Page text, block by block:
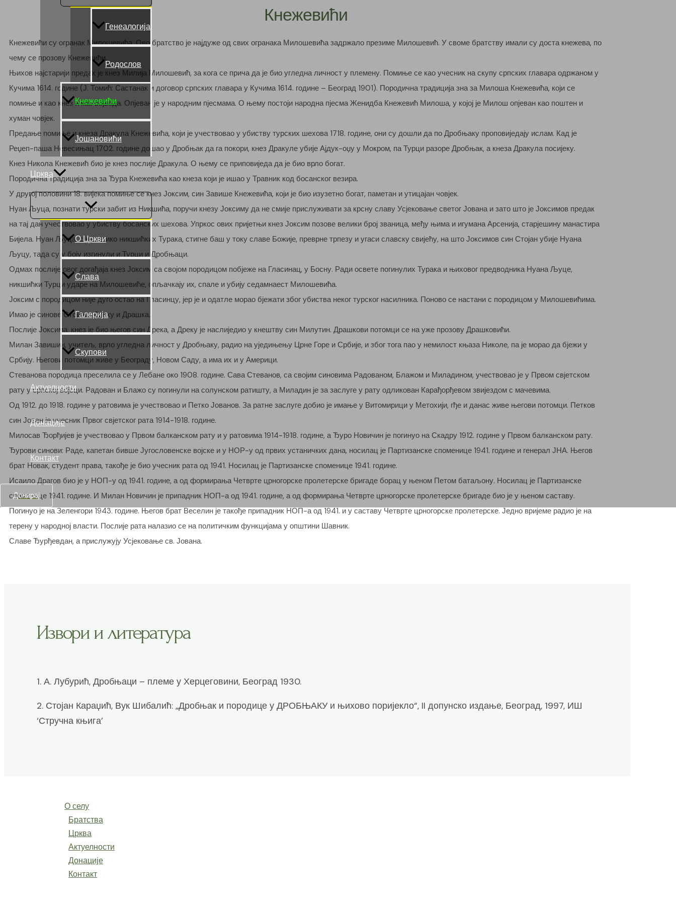
Генеалогија
Родослов
Кнежевићи
Јошановићи
Црква
Menu
Toggle
О Цркви
Слава
Галерија
Скупови
Актуелности
Донације
Контакт
Донирај
Кнежевићи
Кнежевићи су огранак Милошевића. Ово братство је најдуже од свих огранака Милошевића задржало презиме Милошевић. У своме братству имали су доста кнежева, по
чему се прозову Кнежевићи.
Њихов најстарији предак је кнез Милија Милошевић, за кога се прича да је био угледна личност у племену. Помиње се као учесник на скупу српских главара одржаном у
Кучима 1614. године (Ј. Томић: Састанак и договор српских главара у Кучима 1614. године – Београд 1901). Породична традиција зна за Милоша Кнежевића, који се
помиње и као кнез и као војвода. Опјеван је у народним пјесмама. О њему постоји народна пјесма Женидба Кнежевић Милоша, у којој је Милош опјеван као поштен и
хуман човјек.
Предање помиње и кнеза Дракула Кнежевића, који је учествовао у убиству турских шехова 1718. године, они су дошли да по Дробњаку проповиједају ислам. Кад је
Реџеп-паша Невесињац 1702. године дошао у Дробњак да га покори, кнез Дракуле убије Ајдук-оџу у Мокром, па Турци разоре Дробњак, а кнеза Дракула посијеку.
Кнез Никола Кнежевић био је кнез послије Дракула. О њему се приповиједа да је био врло богат.
Породична традиција зна за Ђура Кнежевића као кнеза који је ишао у Травник код босанског везира.
У другој половини 18. вијека помиње се кнез Јоксим, син Завише Кнежевића, који је био изузетно богат, паметан и утицајан човјек.
Нуан Љуца, познати турски забит из Никшића, поручи кнезу Јоксиму да не смије прислуживати за крсну славу Усјековање светог Јована и зато што је Јоксимов предак
на тај дан учествовао у убиству босанских шехова. Упркос ових пријетњи кнез Јоксим позове велики број званица, међу њима и игумана Арсенија, старјешину манастира
Бијела. Нуан Љуца, с неколико никшићких Турака, стигне баш у току славе Божије, преврне трпезу и угаси славску свијећу, на што Јоксимов син Стојан убије Нуана
Љуцу, тада су у боју изгинули и Турци и Дробњаци.
Одмах послије овог догађаја кнез Јоксим са својом породицом побјеже на Гласинац, у Босну. Ради освете погинулих Турака и њиховог предводника Нуана Љуце,
никшићки Турци ударе на Милошевиће, опљачкају их, спале и убију седамнаест Милошевића.
Јоксим с породицом није дуго остао на Гласинцу, јер је и одатле морао бјежати због убиства неког турског насилника. Поново се настани с породицом у Милошевићима.
Имао је синове Стојана, Дреку и Драшка.
Послије Јоксима, кнез је био његов син Дрека, а Дреку је наслиједио у кнештву син Милутин. Драшкови потомци се на уже прозову Драшковићи.
Милан Завишин, учитељ, врло угледна личност у Дробњаку, радио на уједињењу Црне Горе и Србије, и због тога пао у немилост књаза Николе, па је морао да бјежи у
Србију. Његови потомци живе у Београду, Новом Саду, а има их и у Америци.
Стеванова породица преселила се у Лебане око 1908. године. Сава Стеванов, са својим синовима Радованом, Блажом и Миладином, учествовао је у Првом свјетском
рату у српској војсци. Радован и Блажо су погинули на солунском ратишту, а Миладин је за заслуге у рату одликован Карађорђевом звијездом с мачевима.
Од 1912. до 1918. године у ратовима је учествовао и Петко Јованов. За ратне заслуге добио је имање у Витомирици у Метохији, гђе и данас живе његови потомци. Петков
син Јован је учесник Првог свјетског рата 1914-1918. године.
Милосав Ђорђијев је учествовао у Првом балканском рату и у ратовима 1914-1918. године, а Ђуро Новичин је погинуо на Скадру 1912. године у Првом балканском рату.
Ђурови синови: Раде, капетан бивше Југословенске војске и у НОР-у од првих устаничких дана, носилац је Партизанске споменице 1941. године и генерал ЈНА. Његов
брат Новак, студент права, такође је био учесник рата од 1941. Носилац је Партизанске споменице 1941. године.
Исаило Драгов био је у НОП-у од 1941. године, а од формирања Четврте црногорске пролетерске бригаде борац у њеном Петом батаљону. Носилац је Партизанске
споменице 1941. године. И Милан Новичин је припадник НОП-а од 1941. године, а од формирања Четврте црногорске пролетерске бригаде био је у њеном саставу.
Погинуо је на Зеленгори 1943. године. Његов брат Веселин је такође припадник НОП-а од 1941. и у саставу Четврте црногорске пролетерске. Једно вријеме радио је на
терену у народној власти. Послије рата налазио се на политичким функцијама у општини Шавник.
Славе Ђурђевдан, а прислужују Усјековање св. Јована.
Извори и литература
1. А. Лубурић, Дробњаци – племе у Херцеговини, Београд 1930.
2. Стојан Караџић, Вук Шибалић: „Дробњак и породице у ДРОБЊАКУ и њихово поријекло“, II допунско издање, Београд, 1997, ИШ
‘Стручна књига’
О селу
Братства
Црква
Актуелности
Донације
Контакт